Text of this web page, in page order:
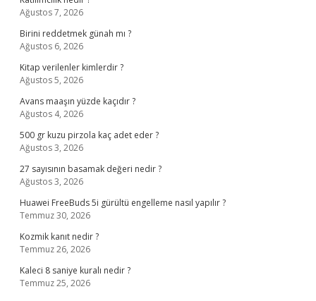
Ağustos 7, 2026
Birini reddetmek günah mı ?
Ağustos 6, 2026
Kitap verilenler kimlerdir ?
Ağustos 5, 2026
Avans maaşın yüzde kaçıdır ?
Ağustos 4, 2026
500 gr kuzu pirzola kaç adet eder ?
Ağustos 3, 2026
27 sayısının basamak değeri nedir ?
Ağustos 3, 2026
Huawei FreeBuds 5i gürültü engelleme nasıl yapılır ?
Temmuz 30, 2026
Kozmik kanıt nedir ?
Temmuz 26, 2026
Kaleci 8 saniye kuralı nedir ?
Temmuz 25, 2026